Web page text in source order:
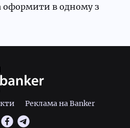
в одному з
Реклама на Banker